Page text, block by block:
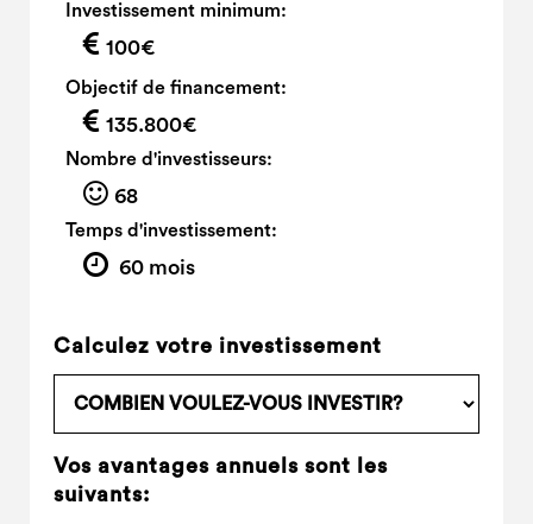
Investissement minimum:
100€
Objectif de financement:
135.800€
Nombre d'investisseurs:
68
Temps d'investissement:
60 mois
Calculez votre investissement
Vos avantages annuels sont les
suivants: